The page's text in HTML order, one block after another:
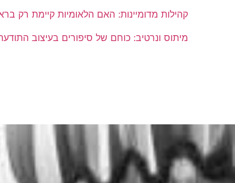
קהילות מדומיינות: האם הלאומיות קיימת רק
מיתוס ונרטיב: כוחם של סיפורים בעיצוב